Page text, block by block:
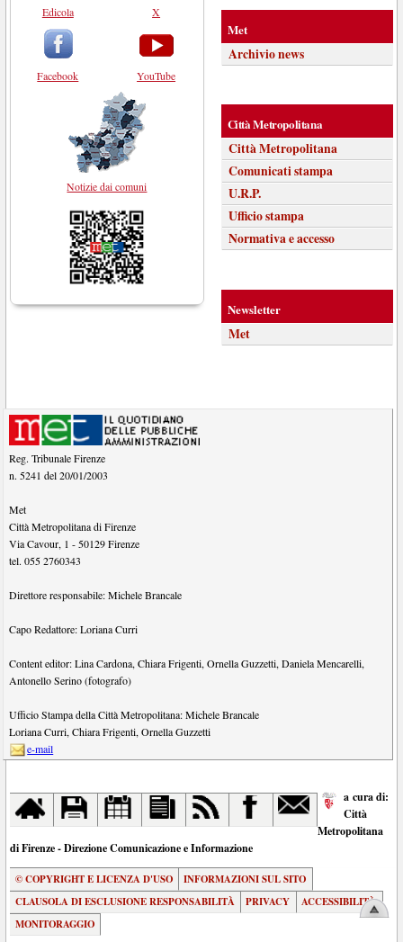
Edicola
Facebook
X
YouTube
Notizie dai comuni
Met
Archivio news
Città Metropolitana
Città Metropolitana
Comunicati stampa
U.R.P.
Ufficio stampa
Normativa e accesso
Newsletter
Met
Reg. Tribunale Firenze
n. 5241 del 20/01/2003
Met
Città Metropolitana di Firenze
Via Cavour, 1 - 50129 Firenze
tel.055 2760343
Direttore responsabile:Michele Brancale
Capo Redattore:Loriana Curri
Content editor:Lina Cardona,Chiara Frigenti,Ornella Guzzetti,Daniela Mencarelli,
Antonello Serino (fotografo)
Ufficio Stampa della Città Metropolitana:Michele Brancale
Loriana Curri,Chiara Frigenti,Ornella Guzzetti
e-mail
a cura di:
Città
Metropolitana
di Firenze - Direzione Comunicazione e Informazione
© COPYRIGHT E LICENZA D'USO
INFORMAZIONI SUL SITO
CLAUSOLA DI ESCLUSIONE RESPONSABILITÀ
PRIVACY
ACCESSIBILITÀ
MONITORAGGIO